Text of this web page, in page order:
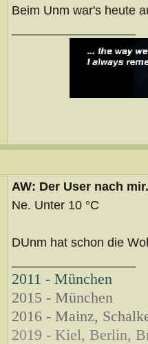
Beim Unm war's heute
AW: Der User nach
Ne. Unter 10 °C
DUnm hat schon die
2011 - München
2015 - München
2016 - Mainz,
2019 - Kiel, Berlin,